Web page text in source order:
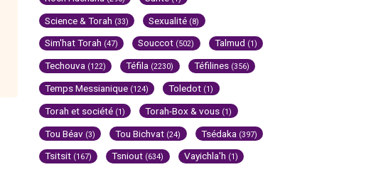
Science & Torah (33) Sexualité (8)
Sim'hat Torah (47) Souccot (502) Talmud (1)
Techouva (122) Téfila (2230) Téfilines (356)
Temps Messianique (124) Toledot (1)
Torah et société (1) Torah-Box & vous (1)
Tou Béav (3) Tou Bichvat (24) Tsédaka (397)
Tsitsit (167) Tsniout (634) Vayichla'h (1)